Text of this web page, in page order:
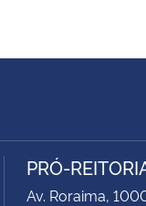
PRÓ-
Av. Roraima,